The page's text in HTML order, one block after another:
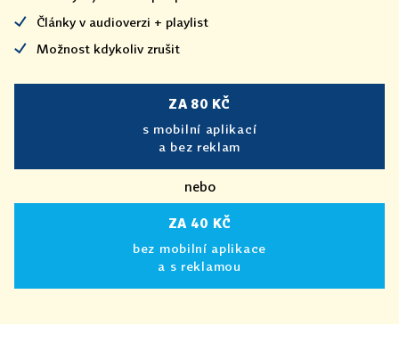
Články v audioverzi + playlist
Možnost kdykoliv zrušit
ZA 80 KČ
s mobilní aplikací
a bez reklam
nebo
ZA 40 KČ
bez mobilní aplikace
a s reklamou